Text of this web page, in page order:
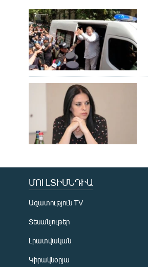
ՄՈՒԼՏԻՄԵԴԻԱ
Ազատություն TV
Տեսանյութեր
Լրատվական
Կիրակնօրյա